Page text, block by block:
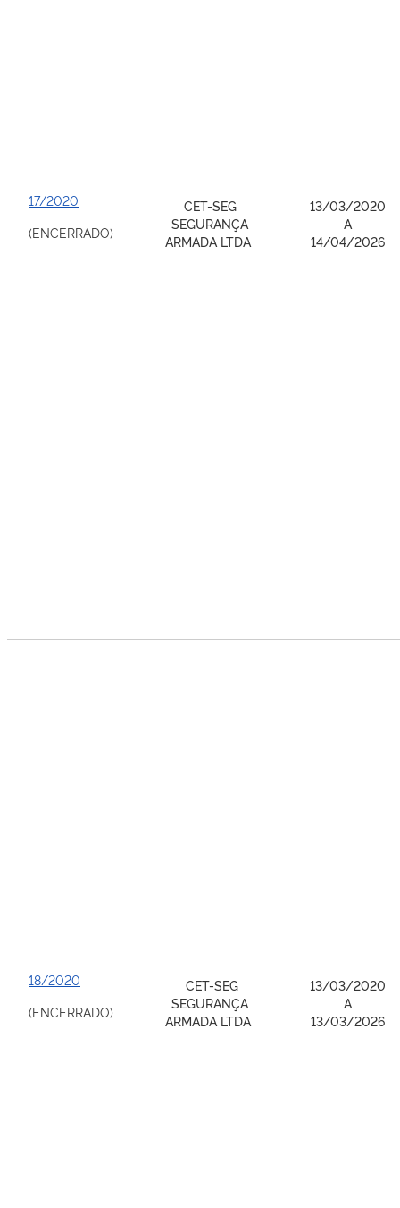
17/2020
(ENCERRADO)
CET-SEG
SEGURANÇA
ARMADA LTDA
13/03/2020
A
14/04/2026
18/2020
(ENCERRADO)
CET-SEG
SEGURANÇA
ARMADA LTDA
13/03/2020
A
13/03/2026